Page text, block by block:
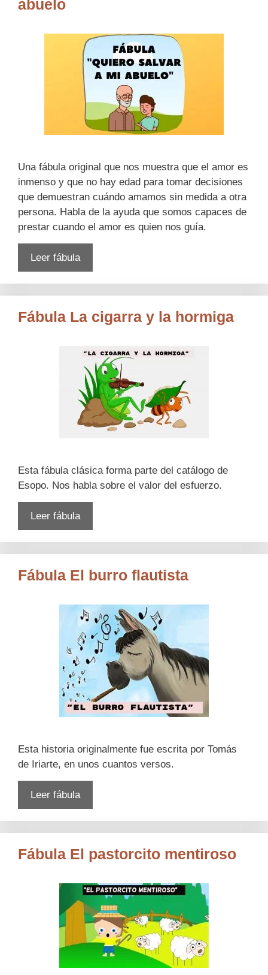
abuelo
Una fábula original que nos muestra que el amor es
inmenso y que no hay edad para tomar decisiones
que demuestran cuándo amamos sin medida a otra
persona. Habla de la ayuda que somos capaces de
prestar cuando el amor es quien nos guía.
Leer fábula
Fábula La cigarra y la hormiga
Esta fábula clásica forma parte del catálogo de
Esopo. Nos habla sobre el valor del esfuerzo.
Leer fábula
Fábula El burro flautista
Esta historia originalmente fue escrita por Tomás
de Iriarte, en unos cuantos versos.
Leer fábula
Fábula El pastorcito mentiroso